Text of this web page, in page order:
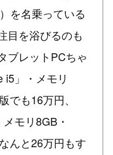
を名乗っている
目を浴びるのも
ブレットPCちゃ
i5」・メモリ
でも16万円、
モリ8GB・
んと26万円もす